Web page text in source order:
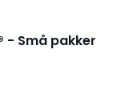
- Små pakker